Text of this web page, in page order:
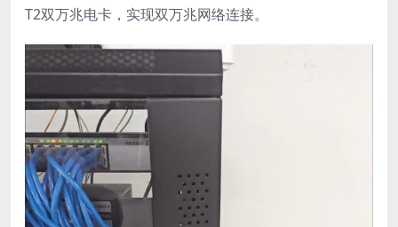
T2双万兆电卡，实现双万兆网络连接。